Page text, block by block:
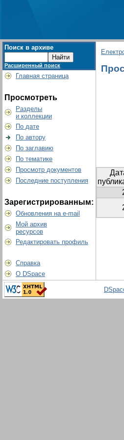
Поиск в архиве
Расширенный поиск
Главная страница
Просмотреть
Разделы
и коллекции
По дате
По автору
По заглавию
По тематике
Просмотр документов
Последние поступления
Зарегистрированным:
Обновления на e-mail
Мой архив
ресурсов
Редактировать профиль
Справка
О DSpace